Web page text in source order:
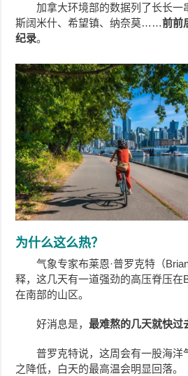
加拿大环境部的数据列了长长一
斯阔米什、希望镇、纳奈莫……前前
纪录。
为什么这么热？
气象专家布莱恩·普罗克特（
释，这几天有一道强劲的高压脊压在
在南部的山区。
好消息是，最难熬的几天就快过
普罗克特说，这周会有一股海洋
之降低，白天的最高温会明显回落。